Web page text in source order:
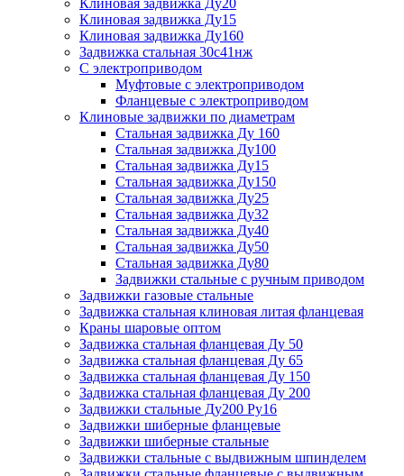
Клиновая задвижка Ду15
Клиновая задвижка Ду160
Задвижка стальная 30с41нж
С электроприводом
Муфтовые с электроприводом
Фланцевые с электроприводом
Клиновые задвижки по диаметрам
Стальная задвижка Ду 160
Стальная задвижка Ду100
Стальная задвижка Ду15
Стальная задвижка Ду150
Стальная задвижка Ду25
Стальная задвижка Ду32
Стальная задвижка Ду40
Стальная задвижка Ду50
Стальная задвижка Ду80
Задвижки стальные с ручным приводом
Задвижки газовые стальные
Задвижка стальная клиновая литая фланцевая
Краны шаровые оптом
Задвижка стальная фланцевая Ду 50
Задвижка стальная фланцевая Ду 65
Задвижка стальная фланцевая Ду 150
Задвижка стальная фланцевая Ду 200
Задвижки стальные Ду200 Ру16
Задвижки шиберные фланцевые
Задвижки шиберные стальные
Задвижки стальные с выдвижным шпинделем